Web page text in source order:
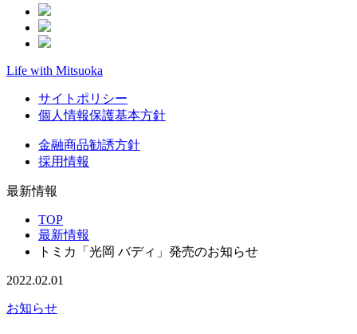
Life with Mitsuoka
サイトポリシー
個人情報保護基本方針
金融商品勧誘方針
採用情報
最新情報
TOP
最新情報
トミカ「光岡 バディ」発売のお知らせ
2022.02.01
お知らせ